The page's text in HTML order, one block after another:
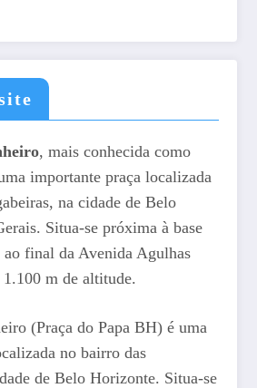
, mais conhecida como
importante praça localizada
na cidade de Belo
Situa-se próxima à base
final da Avenida Agulhas
m de altitude.
(Praça do Papa BH) é uma
no bairro das
de Belo Horizonte. Situa-se